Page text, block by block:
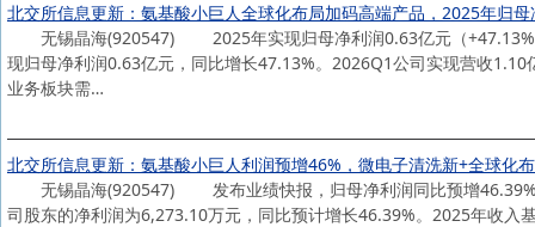
北交所信息更新：氨基酸小巨人全球化布局加码高端产品，2025年归
无锡晶海(920547) 2025年实现归母净利润0.63亿元（+47.13%
现归母净利润0.63亿元，同比增长47.13%。2026Q1公司实现营收
业务板块需…
北交所信息更新：氨基酸小巨人利润预增46%，微电子清洗新+全球化
无锡晶海(920547) 发布业绩快报，归母净利润同比预增
司股东的净利润为6,273.10万元，同比预计增长46.39%。2025年收